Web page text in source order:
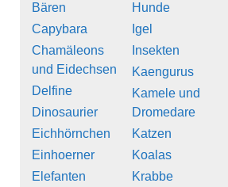
Bären
Capybara
Chamäleons
und Eidechsen
Delfine
Dinosaurier
Eichhörnchen
Einhoerner
Elefanten
Hunde
Igel
Insekten
Kaengurus
Kamele und
Dromedare
Katzen
Koalas
Krabbe